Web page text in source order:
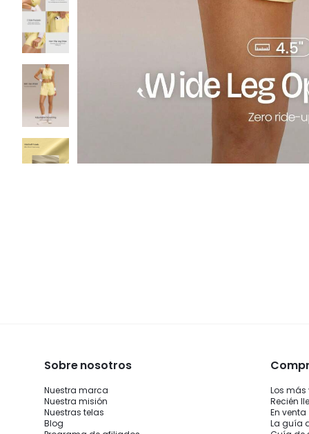
Sobre nosotros
Nuestra marca
Nuestra misión
Nuestras telas
Blog
Los
Recién
En venta
La guía